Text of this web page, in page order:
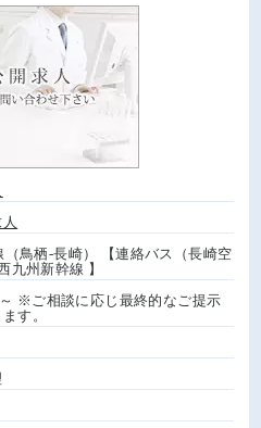
（鳥栖-長崎） 【連絡バス（長崎空
九州新幹線 】
※ご相談に応じ最終的なご提示
す。